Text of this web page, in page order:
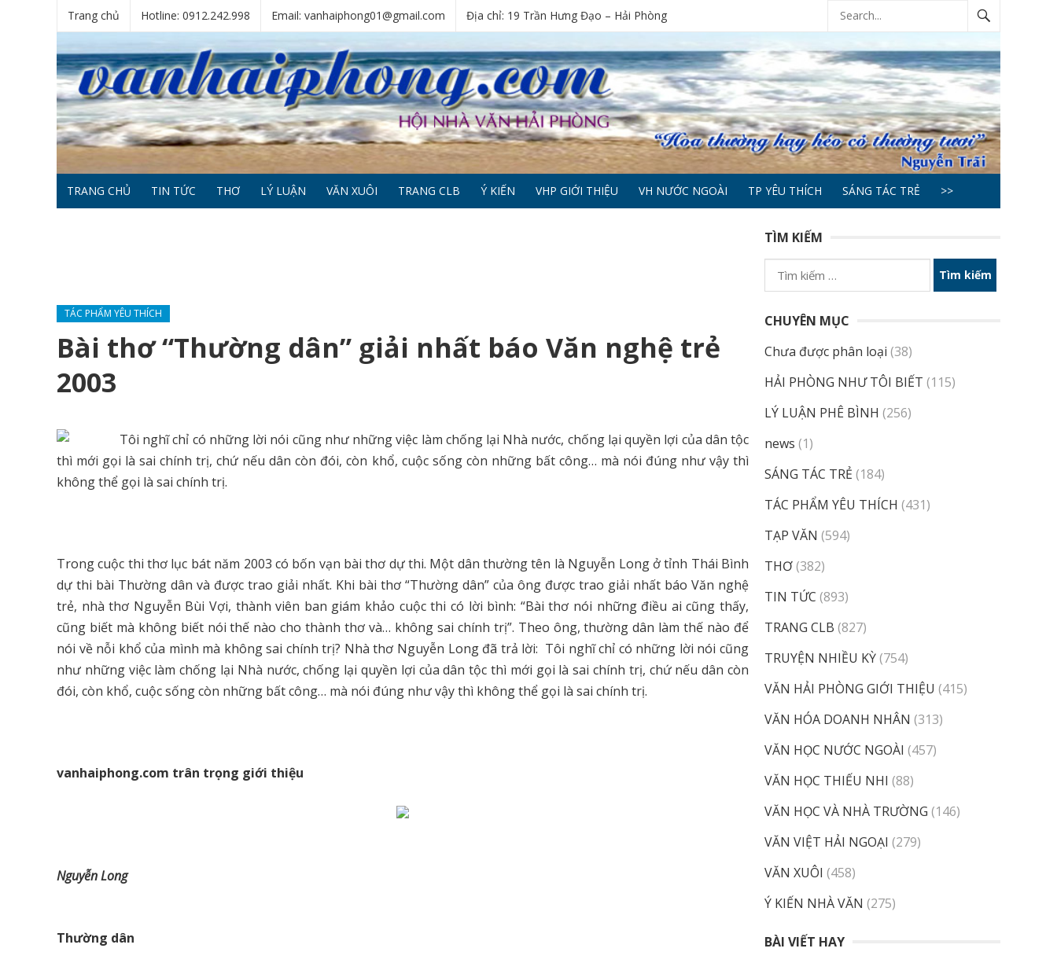
Trang chủ Hotline: 0912.242.998 Email: vanhaiphong01@gmail.com Địa chỉ: 19 Trần Hưng Đạo – Hải Phòng
TRANG CHỦ TIN TỨC THƠ LÝ LUẬN VĂN XUÔI TRANG CLB Ý KIẾN VHP GIỚI THIỆU VH NƯỚC NGOÀI TP YÊU THÍCH SÁNG TÁC TRẺ >>
TÁC PHẨM YÊU THÍCH
Bài thơ “Thường dân” giải nhất báo Văn nghệ trẻ
2003
Tôi nghĩ chỉ có những lời nói cũng như những việc làm chống lại Nhà nước, chống lại quyền lợi của dân tộc
thì mới gọi là sai chính trị, chứ nếu dân còn đói, còn khổ, cuộc sống còn những bất công… mà nói đúng như vậy thì
không thể gọi là sai chính trị.
Trong cuộc thi thơ lục bát năm 2003 có bốn vạn bài thơ dự thi. Một dân thường tên là Nguyễn Long ở tỉnh Thái Bình
dự thi bài Thường dân và được trao giải nhất. Khi bài thơ “Thường dân” của ông được trao giải nhất báo Văn nghệ
trẻ, nhà thơ Nguyễn Bùi Vợi, thành viên ban giám khảo cuộc thi có lời bình: “Bài thơ nói những điều ai cũng thấy,
cũng biết mà không biết nói thế nào cho thành thơ và… không sai chính trị”. Theo ông, thường dân làm thế nào để
nói về nỗi khổ của mình mà không sai chính trị? Nhà thơ Nguyễn Long đã trả lời: Tôi nghĩ chỉ có những lời nói cũng
như những việc làm chống lại Nhà nước, chống lại quyền lợi của dân tộc thì mới gọi là sai chính trị, chứ nếu dân còn
đói, còn khổ, cuộc sống còn những bất công… mà nói đúng như vậy thì không thể gọi là sai chính trị.
vanhaiphong.com trân trọng giới thiệu
Nguyễn Long
Thường dân
TÌM KIẾM
Tìm
kiếm
CHUYÊN MỤC
Chưa được phân loại (38)
HẢI PHÒNG NHƯ TÔI BIẾT (115)
LÝ LUẬN PHÊ BÌNH (256)
news (1)
SÁNG TÁC TRẺ (184)
TÁC PHẨM YÊU THÍCH (431)
TẠP VĂN (594)
THƠ(382)
TIN TỨC (893)
TRANG CLB (827)
TRUYỆN NHIỀU KỲ(754)
VĂN HẢI PHÒNG GIỚI THIỆU (415)
VĂN HÓA DOANH NHÂN (313)
VĂN HỌC NƯỚC NGOÀI (457)
VĂN HỌC THIẾU NHI (88)
VĂN HỌC VÀ NHÀ TRƯỜNG (146)
VĂN VIỆT HẢI NGOẠI (279)
VĂN XUÔI (458)
Ý KIẾN NHÀ VĂN (275)
BÀI VIẾT HAY